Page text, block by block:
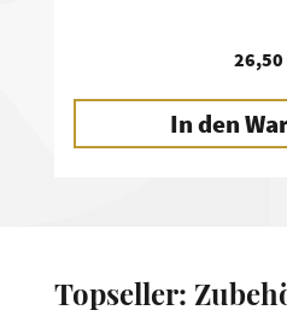
26,50
In den
Topseller: